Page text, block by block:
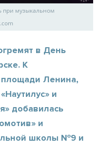
при музыкальном
в День
К
Ленина,
и
добавилась
и
школы №9 и